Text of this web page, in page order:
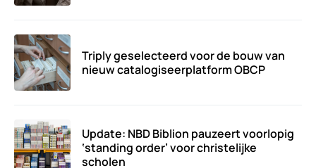
Triply geselecteerd voor de bouw van
nieuw catalogiseerplatform OBCP
Update: NBD Biblion pauzeert voorlopig
‘standing order’ voor christelijke
scholen